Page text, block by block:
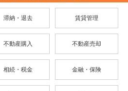
滞納・退去 賃貸管理
不動産購入 不動産売却
相続・税金 金融・保険